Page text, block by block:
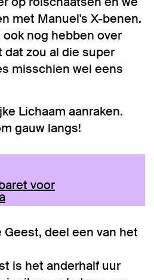
met Manuel's X-benen.
nog hebben over
dat zou al die super
misschien wel eens
Lichaam aanraken.
gauw langs!
voor
Geest, deel een van het
is het anderhalf uur